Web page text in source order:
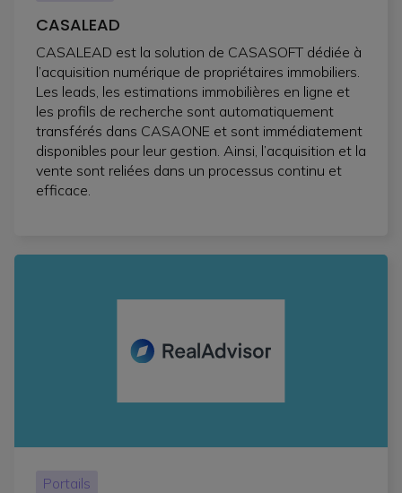
CASALEAD
CASALEAD est la solution de CASASOFT dédiée à
l’acquisition numérique de propriétaires immobiliers.
Les leads, les estimations immobilières en ligne et
les profils de recherche sont automatiquement
transférés dans CASAONE et sont immédiatement
disponibles pour leur gestion. Ainsi, l’acquisition et la
vente sont reliées dans un processus continu et
efficace.
Portails